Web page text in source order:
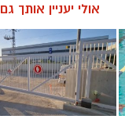
אולי יעניין אותך גם